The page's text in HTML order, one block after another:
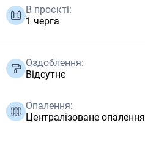
В проєкті:
1 черга
Оздоблення:
Відсутнє
Опалення:
Централізоване опалення